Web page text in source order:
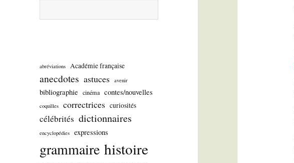
abréviations Académie française
anecdotes astuces avenir
bibliographie cinéma contes/nouvelles
coquilles correctrices curiosités
célébrités dictionnaires
encyclopédies expressions
grammaire histoire